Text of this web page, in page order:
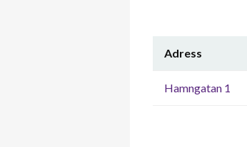
Adress
Hamngatan 1